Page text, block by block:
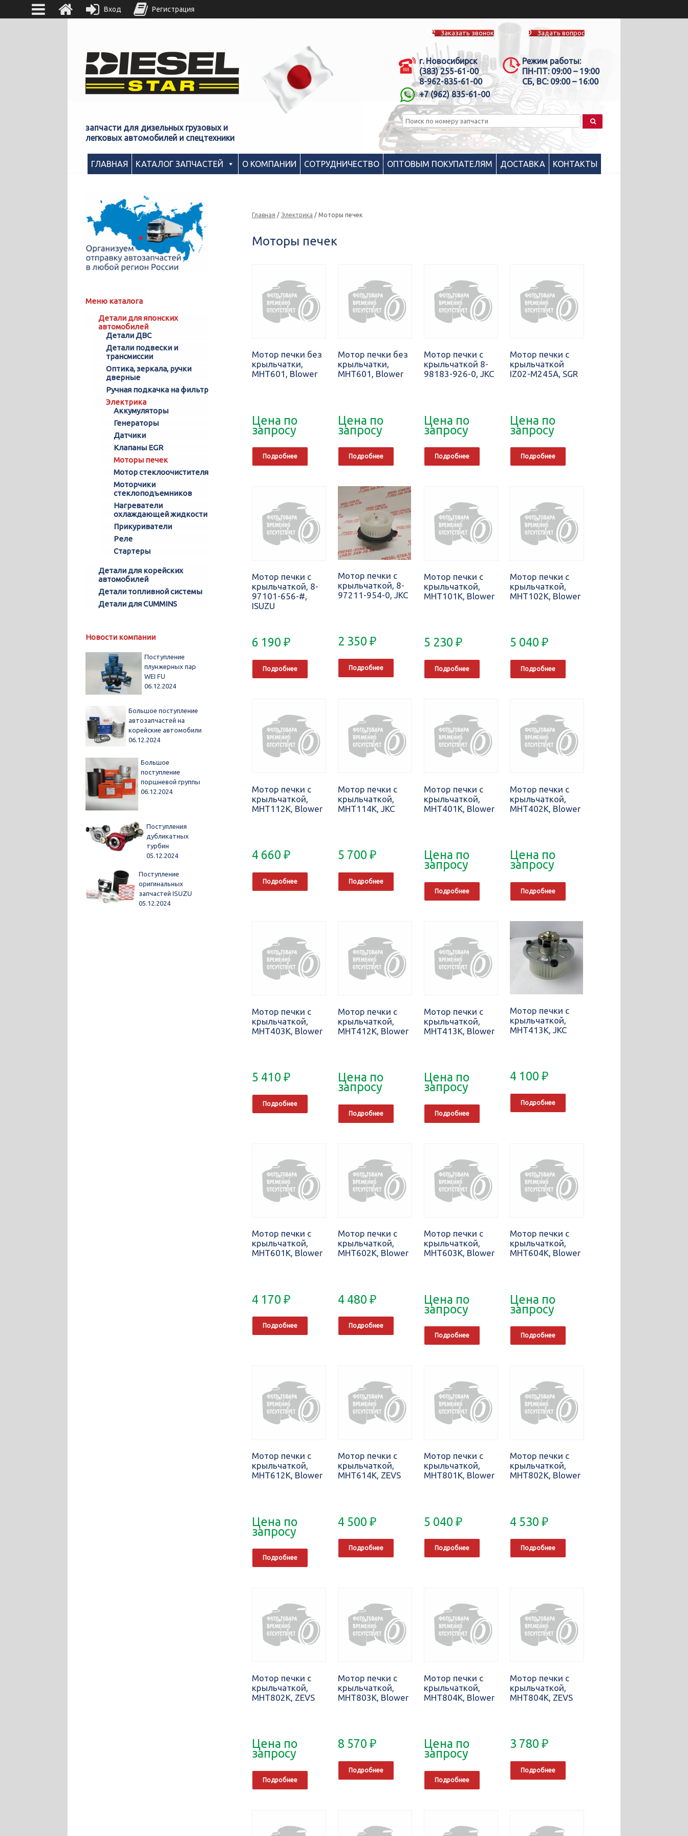
запчасти для дизельных грузовых и
легковых автомобилей и спецтехники
Заказать звонок Задать вопрос
г. Новосибирск
(383) 255-61-00
8-962-835-61-00
+7 (962) 835-61-00
Режим работы:
ПН-ПТ: 09:00 – 19:00
СБ, ВС: 09:00 – 16:00
ГЛАВНАЯ КАТАЛОГ ЗАПЧАСТЕЙ О КОМПАНИИ СОТРУДНИЧЕСТВО ОПТОВЫМ ПОКУПАТЕЛЯМ ДОСТАВКА КОНТАКТЫ
Главная /Электрика / Моторы печек
Моторы печек
Мотор печки без
крыльчатки,
MHT601, Blower
Цена по
запросу
Подробнее
Мотор печки без
крыльчатки,
MHT601, Blower
Цена по
запросу
Подробнее
Мотор печки с
крыльчаткой 8-
98183-926-0, JKC
Цена по
запросу
Подробнее
Мотор печки с
крыльчаткой
IZ02-M245A, SGR
Цена по
запросу
Подробнее
Мотор печки с
крыльчаткой, 8-
97101-656-#,
ISUZU
6 190₽
Подробнее
Мотор печки с
крыльчаткой, 8-
97211-954-0, JKC
2 350₽
Подробнее
Мотор печки с
крыльчаткой,
MHT101K, Blower
5 230₽
Подробнее
Мотор печки с
крыльчаткой,
MHT102K, Blower
5 040₽
Подробнее
Мотор печки с
крыльчаткой,
MHT112K, Blower
4 660₽
Подробнее
Мотор печки с
крыльчаткой,
MHT114K, JKC
5 700₽
Подробнее
Мотор печки с
крыльчаткой,
MHT401K, Blower
Цена по
запросу
Подробнее
Мотор печки с
крыльчаткой,
MHT402K, Blower
Цена по
запросу
Подробнее
Мотор печки с
крыльчаткой,
MHT403K, Blower
5 410₽
Подробнее
Мотор печки с
крыльчаткой,
MHT412K, Blower
Цена по
запросу
Подробнее
Мотор печки с
крыльчаткой,
MHT413K, Blower
Цена по
запросу
Подробнее
Мотор печки с
крыльчаткой,
MHT413K, JKC
4 100₽
Подробнее
Мотор печки с
крыльчаткой,
MHT601K, Blower
4 170₽
Подробнее
Мотор печки с
крыльчаткой,
MHT602K, Blower
4 480₽
Подробнее
Мотор печки с
крыльчаткой,
MHT603K, Blower
Цена по
запросу
Подробнее
Мотор печки с
крыльчаткой,
MHT604K, Blower
Цена по
запросу
Подробнее
Мотор печки с
крыльчаткой,
MHT612K, Blower
Цена по
запросу
Подробнее
Мотор печки с
крыльчаткой,
MHT614K, ZEVS
4 500₽
Подробнее
Мотор печки с
крыльчаткой,
MHT801K, Blower
5 040₽
Подробнее
Мотор печки с
крыльчаткой,
MHT802K, Blower
4 530₽
Подробнее
Мотор печки с
крыльчаткой,
MHT802K, ZEVS
Цена по
запросу
Подробнее
Мотор печки с
крыльчаткой,
MHT803K, Blower
8 570₽
Подробнее
Мотор печки с
крыльчаткой,
MHT804K, Blower
Цена по
запросу
Подробнее
Мотор печки с
крыльчаткой,
MHT804K, ZEVS
3 780₽
Подробнее
Меню каталога
Детали для японских
автомобилей
Детали ДВС
Детали подвески и
трансмиссии
Оптика, зеркала, ручки
дверные
Ручная подкачка на фильтр
Электрика
Аккумуляторы
Генераторы
Датчики
Клапаны EGR
Моторы печек
Мотор стеклоочистителя
Моторчики
стеклоподъемников
Нагреватели
охлаждающей жидкости
Прикуриватели
Реле
Стартеры
Детали для корейских
автомобилей
Детали топливной системы
Детали для CUMMINS
Новости компании
Поступление
плунжерных пар
WEI FU
06.12.2024
Большое поступление
автозапчастей на
корейские автомобили
06.12.2024
Большое
поступление
поршневой группы
06.12.2024
Поступления
дубликатных
турбин
05.12.2024
Поступление
оригинальных
запчастей ISUZU
05.12.2024
Вход Регистрация